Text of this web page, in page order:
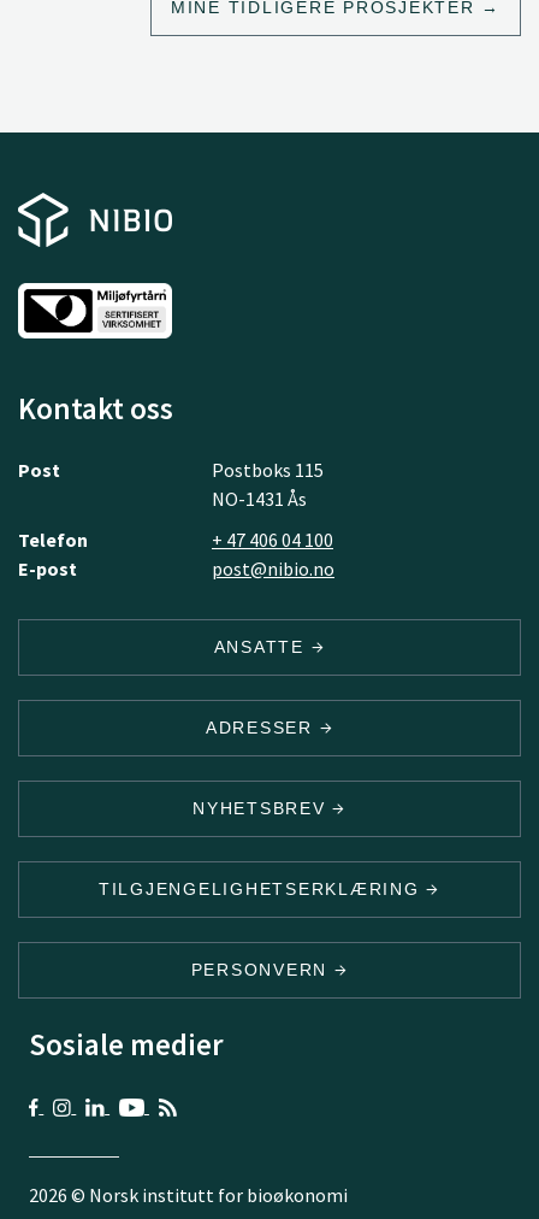
MINE TIDLIGERE PROSJEKTER
Kontakt oss
Post
Postboks 115
NO-1431 Ås
Telefon
+ 47 406 04 100
E-post
post@nibio.no
ANSATTE
ADRESSER
NYHETSBREV
TILGJENGELIGHETSERKLÆRING
PERSONVERN
Sosiale medier
2026 © Norsk institutt for bioøkonomi